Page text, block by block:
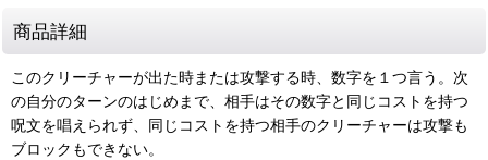
商品詳細
このクリーチャーが出た時または攻撃する時、数字を１つ言う。次
の自分のターンのはじめまで、相手はその数字と同じコストを持つ
呪文を唱えられず、同じコストを持つ相手のクリーチャーは攻撃も
ブロックもできない。